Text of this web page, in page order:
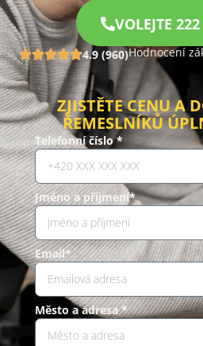
VOLEJTE
4.9 (960)Hodnocení
ZJISTĚTE CENU A
ŘEMESLNÍKŮ
Telefonní číslo *
Jméno a příjmení*
Email*
Město a adresa *